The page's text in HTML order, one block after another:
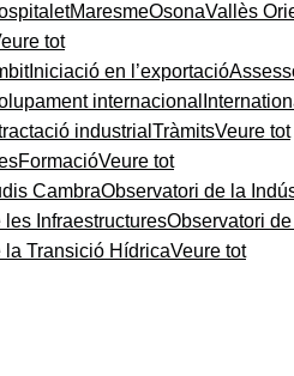
MaresmeOsonaVallès
tot
Iniciació en l’exportació
internacional
industrial TràmitsVeure tot
FormacióVeure tot
CambraObservatori de la
InfraestructuresObservatori
la Transició HídricaVeure tot